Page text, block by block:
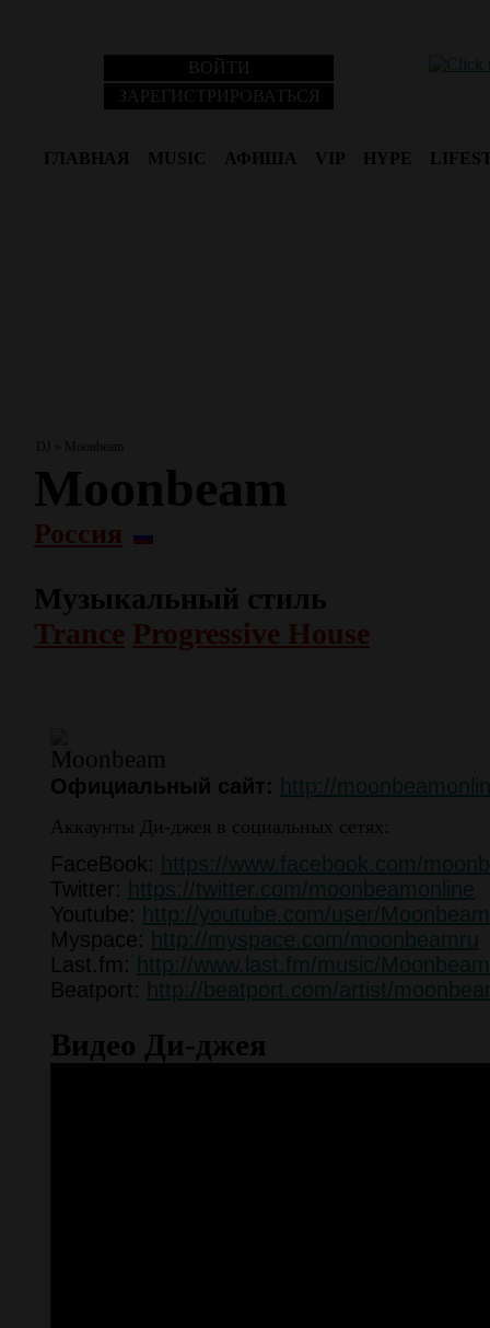
ВОЙТИ
ЗАРЕГИСТРИРОВАТЬСЯ
ГЛАВНАЯ MUSIC АФИША VIP HYPE
DJ » Moonbeam
Moonbeam
Россия
Музыкальный стиль
Trance Progressive House
Официальный сайт: http://
Аккаунты Ди-джея в социальных сетях:
FaceBook:
https://www.facebook.com/
Twitter:
https://twitter.com/moonbeamonline
Youtube:
http://youtube.com/user/
Myspace:
http://myspace.com/moonbeamru
Last.fm:
http://www.last.fm/music/Moonbeam
Beatport:
http://beatport.com/artist/
Видео Ди-джея